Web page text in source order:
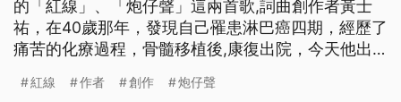
的「紅線」、「炮仔聲」這兩首歌,詞曲創作者黃士
祐，在40歲那年，發現自己罹患淋巴癌四期，經歷了
痛苦的化療過程，骨髓移植後,康復出院，今天他出
人心。 清唱江蕙膾炙人口的「紅線」，抗癌成功的
紅線 作者 創作 炮仔聲